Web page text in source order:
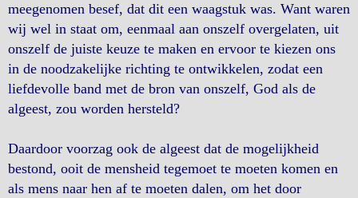
meegenomen besef, dat dit een waagstuk was. Want waren
wij wel in staat om, eenmaal aan onszelf overgelaten, uit
onszelf de juiste keuze te maken en ervoor te kiezen ons
in de noodzakelijke richting te ontwikkelen, zodat een
liefdevolle band met de bron van onszelf, God als de
algeest, zou worden hersteld?
Daardoor voorzag ook de algeest dat de mogelijkheid
bestond, ooit de mensheid tegemoet te moeten komen en
als mens naar hen af te moeten dalen, om het door